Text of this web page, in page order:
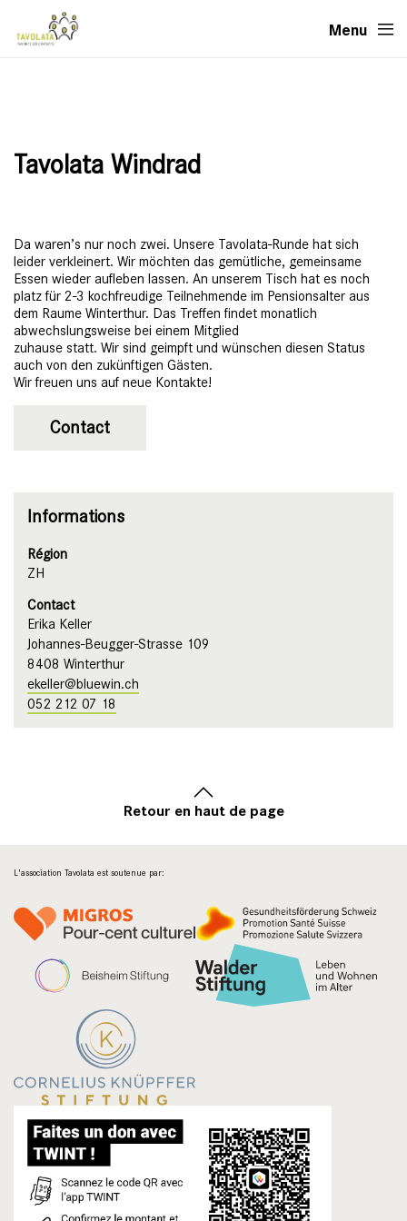
Menu
Tavolata Windrad
Da waren’s nur noch zwei. Unsere Tavolata-Runde hat sich
leider verkleinert. Wir möchten das gemütliche, gemeinsame
Essen wieder aufleben lassen. An unserem Tisch hat es noch
platz für 2-3 kochfreudige Teilnehmende im Pensionsalter aus
dem Raume Winterthur. Das Treffen findet monatlich
abwechslungsweise bei einem Mitglied
zuhause statt. Wir sind geimpft und wünschen diesen Status
auch von den zukünftigen Gästen.
Wir freuen uns auf neue Kontakte!
Contact
Informations
Région
ZH
Contact
Erika Keller
Johannes-Beugger-Strasse 109
8408 Winterthur
ekeller@bluewin.ch
052 212 07 18
Retour en haut de page
L'association Tavolata est soutenue par: